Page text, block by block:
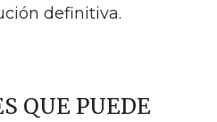
definitiva.
QUE PUEDE